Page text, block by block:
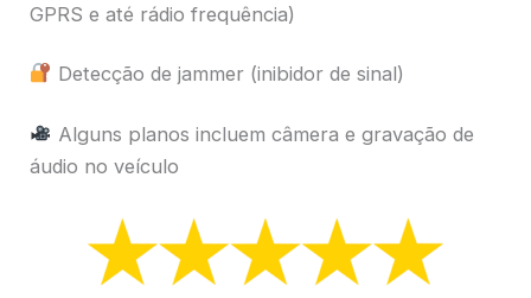
GPRS e até rádio frequência)
Detecção de jammer (inibidor de sinal)
Alguns planos incluem câmera e gravação de
áudio no veículo